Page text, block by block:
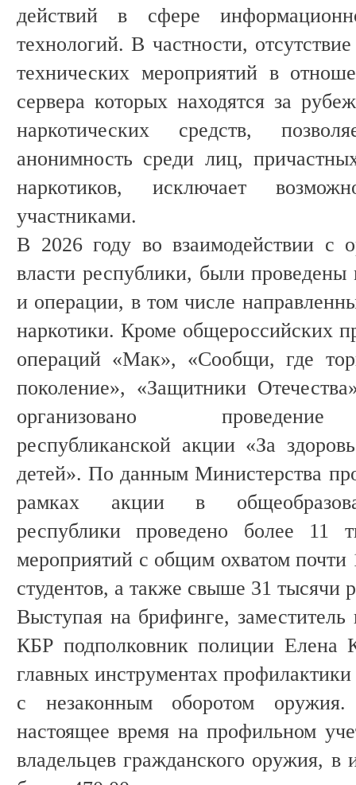
действий в сфере
технологий. В частности,
технических мероприятий в
сервера которых находятся за
наркотических средств,
анонимность среди лиц,
наркотиков, исключает
участниками.
В 2026 году во взаимодействии с
власти республики, были
и операции, в том числе
наркотики. Кроме общероссийских
операций «Мак», «Сообщи, где
поколение», «Защитники
организовано проведение
республиканской акции «За
детей». По данным Министерства
рамках акции в
республики проведено более 11
мероприятий с общим охватом
студентов, а также свыше 31 тысячи
Выступая на брифинге,
КБР подполковник полиции Елена
главных инструментах
с незаконным оборотом
настоящее время на профильном
владельцев гражданского оружия, в